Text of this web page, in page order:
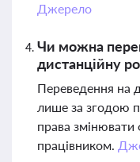
Джерело
Чи можна
дистанційну
Переведення на
лише за згодою
права
працівником.